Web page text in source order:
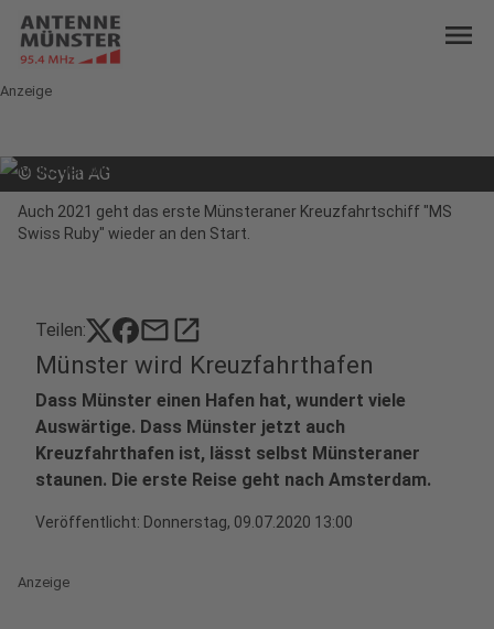
menu
Anzeige
© Scylla AG
Auch 2021 geht das erste Münsteraner Kreuzfahrtschiff "MS
Swiss Ruby" wieder an den Start.
Teilen: mailopen_in_new
Münster wird Kreuzfahrthafen
Dass Münster einen Hafen hat, wundert viele
Auswärtige. Dass Münster jetzt auch
Kreuzfahrthafen ist, lässt selbst Münsteraner
staunen. Die erste Reise geht nach Amsterdam.
Veröffentlicht: Donnerstag, 09.07.2020 13:00
Anzeige